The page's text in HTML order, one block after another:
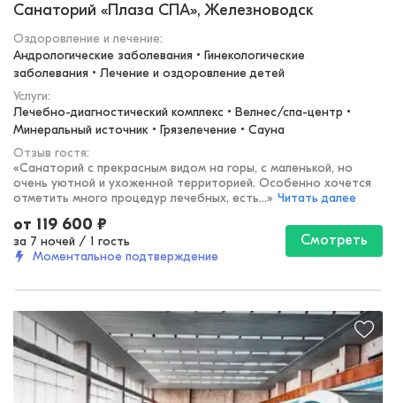
Санаторий «Плаза СПА», Железноводск
Оздоровление и лечение:
Андрологические заболевания • Гинекологические
заболевания • Лечение и оздоровление детей
Услуги:
Лечебно-диагностический комплекс • Велнес/спа-центр •
Минеральный источник • Грязелечение • Сауна
Отзыв гостя:
«Санаторий с прекрасным видом на горы, с маленькой, но
очень уютной и ухоженной территорией. Особенно хочется
отметить много процедур лечебных, есть...» Читать далее
от 119 600 ₽
за 7 ночей / 1 гость
Моментальное подтверждение
Смотреть